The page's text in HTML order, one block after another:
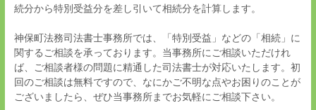
続分から特別受益分を差し引いて相続分を計算します。
神保町法務司法書士事務所では、「特別受益」などの「相続」に
関するご相談を承っております。当事務所にご相談いただけれ
ば、ご相談者様の問題に精通した司法書士が対応いたします。初
回のご相談は無料ですので、なにかご不明な点やお困りのことが
ございましたら、ぜひ当事務所までお気軽にご相談下さい。